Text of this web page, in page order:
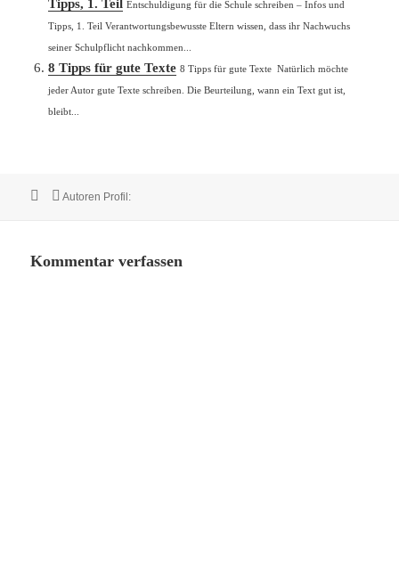
Tipps, 1. Teil Entschuldigung für die Schule schreiben – Infos und
Tipps, 1. Teil Verantwortungsbewusste Eltern wissen, dass ihr Nachwuchs
seiner Schulpflicht nachkommen...
8 Tipps für gute Texte 8 Tipps für gute Texte Natürlich möchte
jeder Autor gute Texte schreiben. Die Beurteilung, wann ein Text gut ist,
bleibt...
Veröffentlicht
Autor
Autoren Profil:
Kommentar verfassen